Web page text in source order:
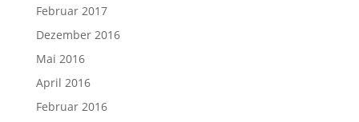
Februar 2017
Dezember 2016
Mai 2016
April 2016
Februar 2016